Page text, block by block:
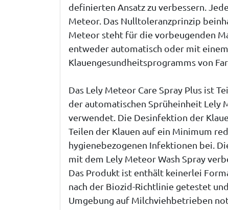
definierten Ansatz zu verbessern.
Meteor. Das Nulltoleranzprinzip
Meteor steht für die vorbeugenden
entweder automatisch oder mit
Klauengesundheitsprogramms von
Das Lely Meteor Care Spray Plus ist
der automatischen Sprüheinheit Lely
verwendet. Die Desinfektion der
Teilen der Klauen auf ein Minimum
hygienebezogenen Infektionen bei.
mit dem Lely Meteor Wash Spray
Das Produkt ist enthält keinerlei
nach der Biozid-Richtlinie getestet
Umgebung auf Milchviehbetrieben